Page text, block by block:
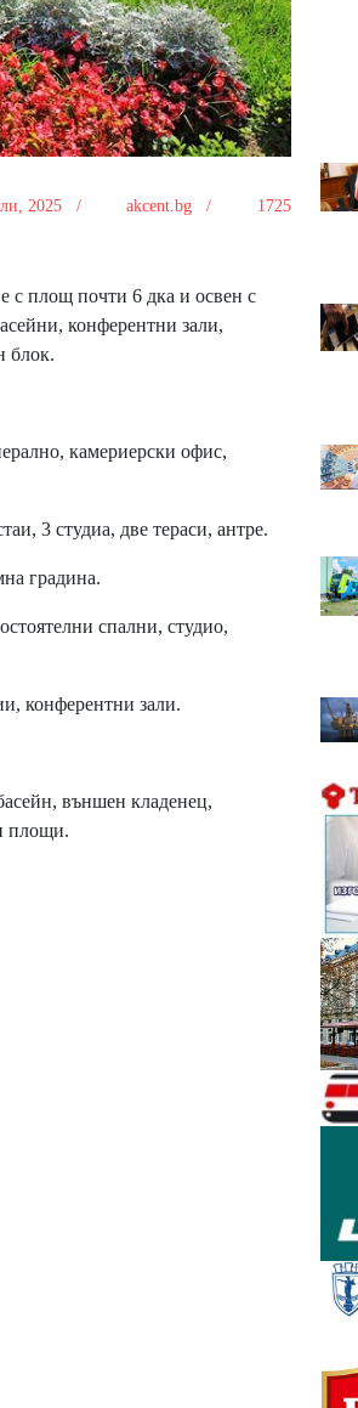
2025 / akcent.bg / 1725
с площ почти 6 дка и освен с
конферентни зали,
блок.
камериерски офис,
3 студиа, две тераси, антре.
градина.
спални, студио,
конферентни зали.
външен кладенец,
площи.